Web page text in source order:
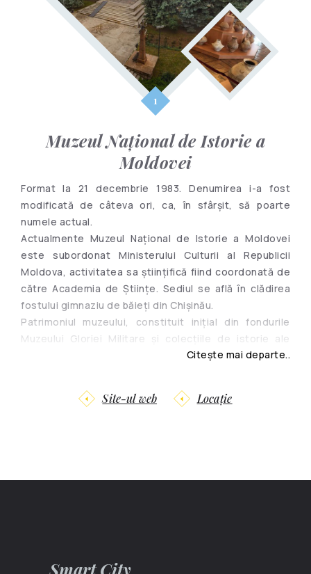
Muzeul Național de Istorie a
Moldovei
Format la 21 decembrie 1983. Denumirea i-a fost
modificată de câteva ori, ca, în sfârșit, să poarte
numele actual.
Actualmente Muzeul Național de Istorie a Moldovei
este subordonat Ministerului Culturii al Republicii
Moldova, activitatea sa științifică fiind coordonată de
către Academia de Ştiințe. Sediul se află în clădirea
fostului gimnaziu de băieți din Chișinău.
Patrimoniul muzeului, constituit inițial din fondurile
Muzeului Gloriei Militare și colecțiile de istorie ale
Muzeului de Stat de Istorie și Studiere a Ţinutului
semnificative și de o reală valoare științifică prin
cercetare, donații și achiziții.
Citește mai departe..
Site-ul web Locație
Smart City